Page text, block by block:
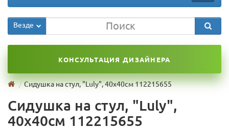
Везде
КОНСУЛЬТАЦИЯ ДИЗАЙНЕРА
Сидушка на стул, "Luly", 40x40см 112215655
Сидушка на стул, "Luly",
40x40см 112215655